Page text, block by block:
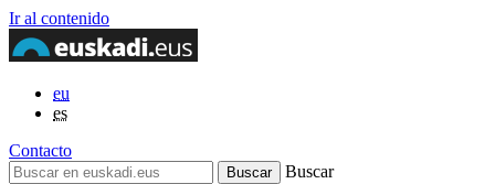
Ir al contenido
eu
es
Contacto
Buscar